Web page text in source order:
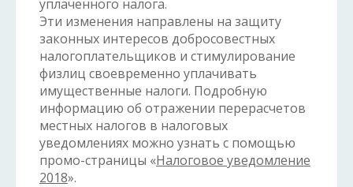
уплаченного налога.
Эти изменения направлены на защиту
законных интересов добросовестных
налогоплательщиков и стимулирование
физлиц своевременно уплачивать
имущественные налоги. Подробную
информацию об отражении перерасчетов
местных налогов в налоговых
уведомлениях можно узнать с помощью
промо-страницы «Налоговое уведомление
2018».